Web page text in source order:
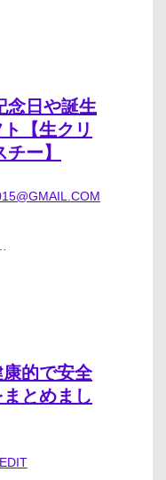
念日や誕生
【生クリ
ー】
的で安全
とめまし